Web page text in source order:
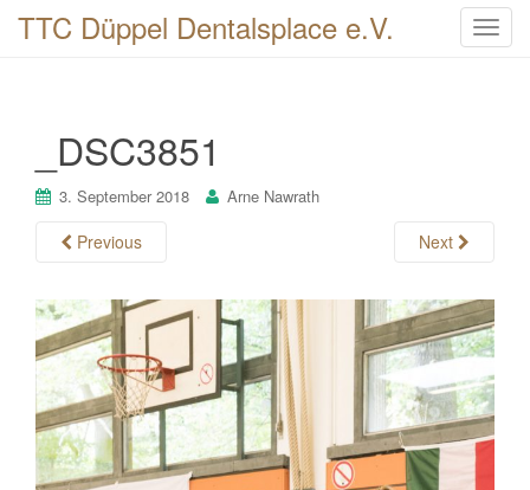
T
g
a
t
i
o
n
TTC Düppel Dentalsplace e.V.
_DSC3851
3. September 2018 Arne Nawrath
Previous Next